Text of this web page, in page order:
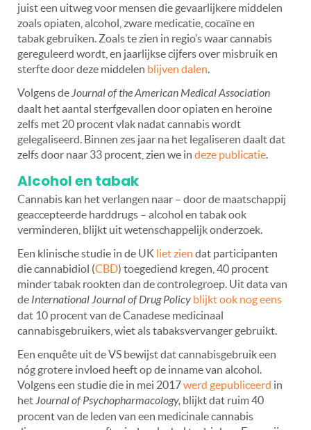
juist een uitweg voor mensen die gevaarlijkere middelen
zoals opiaten, alcohol, zware medicatie, cocaïne en
tabak gebruiken. Zoals te zien in regio’s waar cannabis
gereguleerd wordt, en jaarlijkse cijfers over misbruik en
sterfte door deze middelen blijven dalen.
Volgens deJournal of the American Medical Association
daalt het aantal sterfgevallen door opiaten en heroïne
zelfs met 20 procent vlak nadat cannabis wordt
gelegaliseerd. Binnen zes jaar na het legaliseren daalt dat
zelfs door naar 33 procent, zien we in deze publicatie.
Alcohol en tabak
Cannabis kan het verlangen naar – door de maatschappij
geaccepteerde harddrugs – alcohol en tabak ook
verminderen, blijkt uit wetenschappelijk onderzoek.
Een klinische studie in de UK liet zien dat participanten
die cannabidiol (CBD) toegediend kregen, 40 procent
minder tabak rookten dan de controlegroep. Uit data van
de International Journal of Drug Policy blijkt ook nog eens
dat 10 procent van de Canadese medicinaal
cannabisgebruikers, wiet als tabaksvervanger gebruikt.
Een enquête uit de VS bewijst dat cannabisgebruik een
nóg grotere invloed heeft op de inname van alcohol.
Volgens een studie die in mei 2017werd gepubliceerd in
hetJournal of Psychopharmacology, blijkt dat ruim 40
procent van de leden van een medicinale cannabis